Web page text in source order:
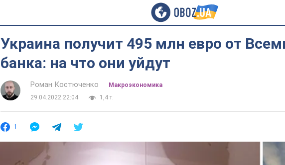
Украина получит 495 млн евро от
банка: на что они уйдут
Роман Костюченко
Mакроэкономика
29.04.2022 22:04
1,4 т.
1